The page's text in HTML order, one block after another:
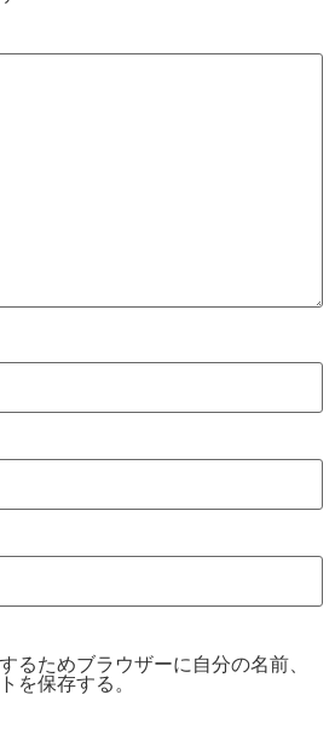
るためブラウザーに自分の名前、
を保存する。